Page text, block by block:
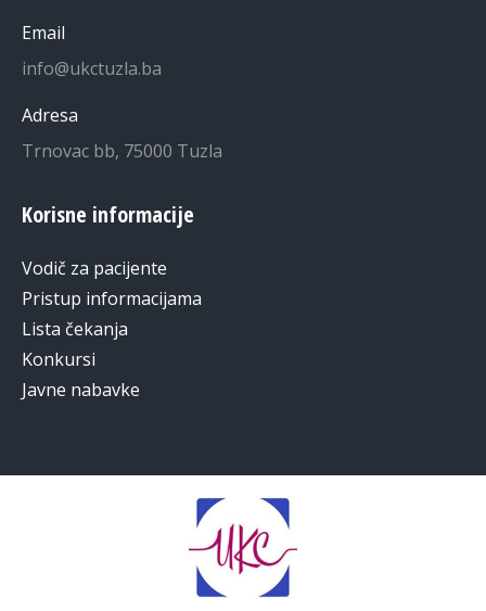
Email
info@ukctuzla.ba
Adresa
Trnovac bb, 75000 Tuzla
Korisne informacije
Vodič za pacijente
Pristup informacijama
Lista čekanja
Konkursi
Javne nabavke